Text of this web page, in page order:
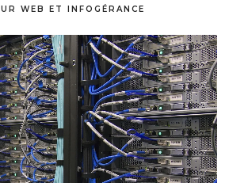
WEB ET INFOGÉRANCE